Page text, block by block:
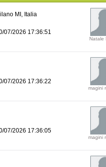
MI, Italia
07/2026 17:36:51
Natale
07/2026 17:36:22
magini
07/2026 17:36:05
magini